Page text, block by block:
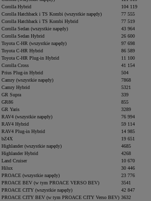
Corolla Hybrid
104 119
Corolla Hatchback i TS Kombi (wszystkie napędy)
77 555
Corolla Hatchback i TS Kombi Hybrid
77 519
Corolla Sedan (wszystkie napędy)
43 964
Corolla Sedan Hybrid
26 600
Toyota C-HR (wszystkie napędy)
97 698
Toyota C-HR Hybrid
86 589
Toyota C-HR Plug-in Hybrid
11 100
Corolla Cross
41 154
Prius Plug-in Hybrid
504
Camry (wszystkie napędy)
7868
Camry Hybrid
5321
GR Supra
339
GR86
855
GR Yaris
3289
RAV4 (wszystkie napędy)
76 994
RAV4 Hybrid
59 114
RAV4 Plug-in Hybrid
14 985
bZ4X
19 651
Highlander (wszystkie napędy)
4685
Highlander Hybrid
4268
Land Cruiser
10 670
Hilux
30 446
PROACE (wszystkie napędy)
23 776
PROACE BEV (w tym PROACE VERSO BEV)
3541
PROACE CITY (wszystkie napędy)
42 847
PROACE CITY BEV (w tym PROACE CITY Verso BEV) 3632